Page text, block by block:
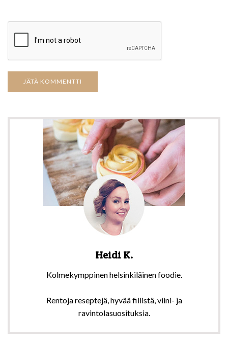
Heidi K.
Kolmekymppinen helsinkiläinen foodie.
Rentoja reseptejä, hyvää fiilistä, viini- ja
ravintolasuosituksia.